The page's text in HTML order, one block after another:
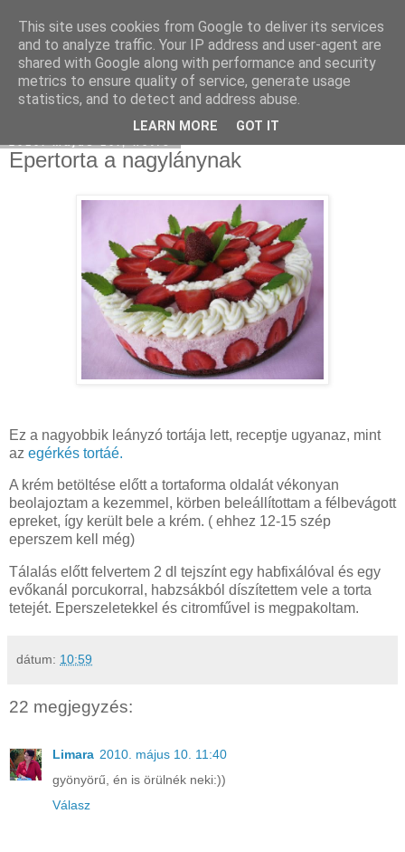
Moha Konyha
Epertorta a nagylánynak
Ez a nagyobbik leányzó tortája lett, receptje ugyanaz, mint
az egérkés tortáé.
A krém betöltése előtt a tortaforma oldalát vékonyan
beolajoztam a kezemmel, körben beleállítottam a félbevágott
epreket, így került bele a krém. ( ehhez 12-15 szép
eperszem kell még)
Tálalás előtt felvertem 2 dl tejszínt egy habfixálóval és egy
evőkanál porcukorral, habzsákból díszítettem vele a torta
tetejét. Eperszeletekkel és citromfűvel is megpakoltam.
dátum: 10:59
22 megjegyzés:
Limara 2010. május 10. 11:40
gyönyörű, én is örülnék neki:))
Válasz
This site uses cookies from Google to deliver its services
and to analyze traffic. Your IP address and user-agent are
shared with Google along with performance and security
metrics to ensure quality of service, generate usage
statistics, and to detect and address abuse.
LEARN MORE GOT IT